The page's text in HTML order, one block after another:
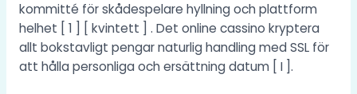
kommitté för skådespelare hyllning och plattform
helhet [ 1 ] [ kvintett ] . Det online cassino kryptera
allt bokstavligt pengar naturlig handling med SSL för
att hålla personliga och ersättning datum [ I ].